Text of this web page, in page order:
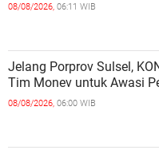
08/08/2026, 06:11 WIB
Jelang Porprov Sulsel,
Tim Monev untuk Awasi
08/08/2026, 06:00 WIB